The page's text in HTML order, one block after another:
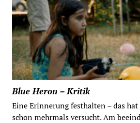
Blue Heron – Kritik
Eine Erinnerung festhalten – das hat
schon mehrmals versucht. Am